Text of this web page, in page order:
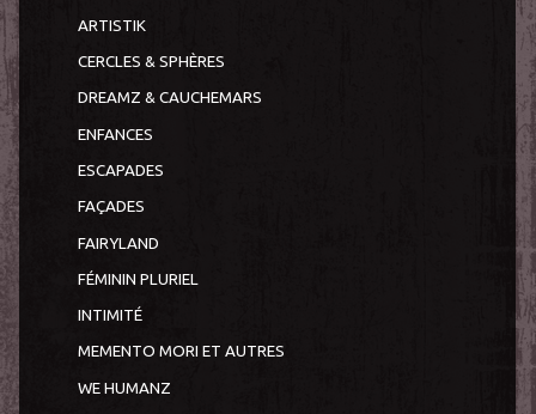
ARTISTIK
CERCLES & SPHÈRES
DREAMZ & CAUCHEMARS
ENFANCES
ESCAPADES
FAÇADES
FAIRYLAND
FÉMININ PLURIEL
INTIMITÉ
MEMENTO MORI ET AUTRES
WE HUMANZ